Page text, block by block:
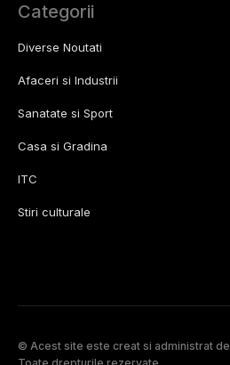
Categorii
Diverse Noutati
Afaceri si Industrii
Sanatate si Sport
Casa si Gradina
ITC
Stiri culturale
© Acest site este creat si administrat de